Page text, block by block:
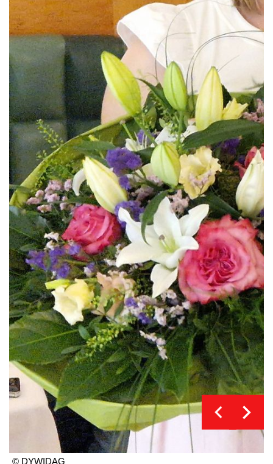
© DYWIDAG